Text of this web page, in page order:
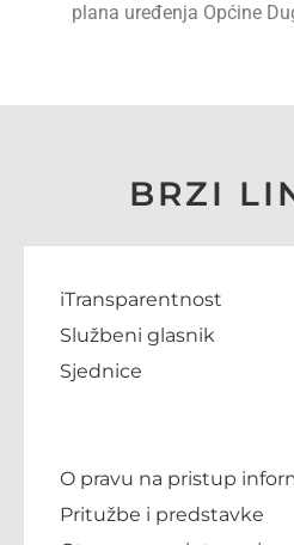
plana uređenja Općine
BRZI
iTransparentnost
Službeni glasnik
Sjednice
O pravu na pristup
Pritužbe i predstavke